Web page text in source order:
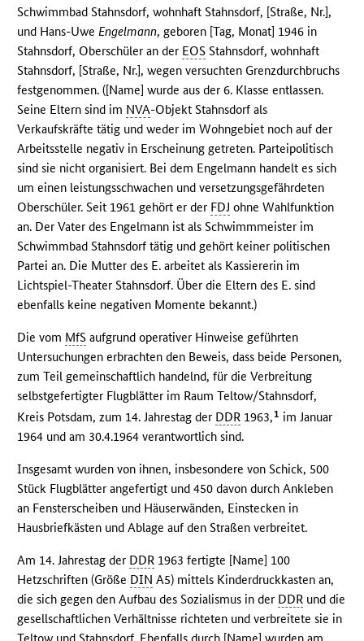
Schwimmbad Stahnsdorf, wohnhaft Stahnsdorf, [Straße, Nr.],
und Hans-UweEngelmann, geboren [Tag, Monat] 1946 in
Stahnsdorf, Oberschüler an der EOS Stahnsdorf, wohnhaft
Stahnsdorf, [Straße, Nr.], wegen versuchten Grenzdurchbruchs
festgenommen. ([Name] wurde aus der 6. Klasse entlassen.
Seine Eltern sind im NVA-Objekt Stahnsdorf als
Verkaufskräfte tätig und weder im Wohngebiet noch auf der
Arbeitsstelle negativ in Erscheinung getreten. Parteipolitisch
sind sie nicht organisiert. Bei dem Engelmann handelt es sich
um einen leistungsschwachen und versetzungsgefährdeten
Oberschüler. Seit 1961 gehört er der FDJ ohne Wahlfunktion
an. Der Vater des Engelmann ist als Schwimmmeister im
Schwimmbad Stahnsdorf tätig und gehört keiner politischen
Partei an. Die Mutter des E. arbeitet als Kassiererin im
Lichtspiel-Theater Stahnsdorf. Über die Eltern des E. sind
ebenfalls keine negativen Momente bekannt.)
Die vom MfS aufgrund operativer Hinweise geführten
Untersuchungen erbrachten den Beweis, dass beide Personen,
zum Teil gemeinschaftlich handelnd, für die Verbreitung
selbstgefertigter Flugblätter im Raum Teltow/Stahnsdorf,
Kreis Potsdam, zum 14. Jahrestag der DDR 1963,1 im Januar
1964 und am 30.4.1964 verantwortlich sind.
Insgesamt wurden von ihnen, insbesondere von Schick, 500
Stück Flugblätter angefertigt und 450 davon durch Ankleben
an Fensterscheiben und Häuserwänden, Einstecken in
Hausbriefkästen und Ablage auf den Straßen verbreitet.
Am 14. Jahrestag der DDR 1963 fertigte [Name] 100
Hetzschriften (Größe DIN A5) mittels Kinderdruckkasten an,
die sich gegen den Aufbau des Sozialismus in der DDR und die
gesellschaftlichen Verhältnisse richteten und verbreitete sie in